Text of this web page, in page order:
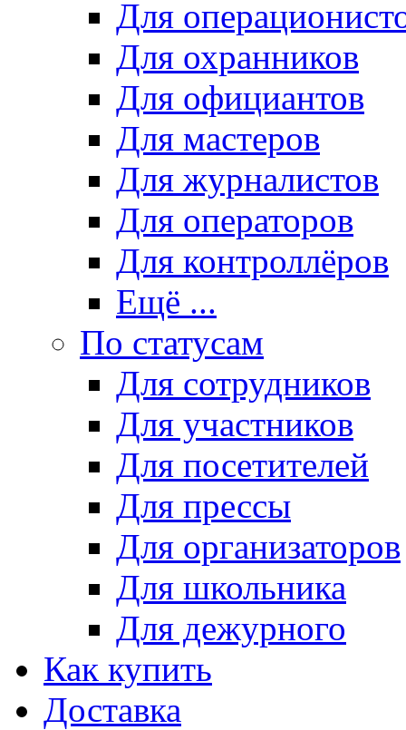
Для
Для охранников
Для официантов
Для мастеров
Для журналистов
Для операторов
Для контроллёров
Ещё ...
По статусам
Для сотрудников
Для участников
Для посетителей
Для прессы
Для организаторов
Для школьника
Для дежурного
Как купить
Доставка